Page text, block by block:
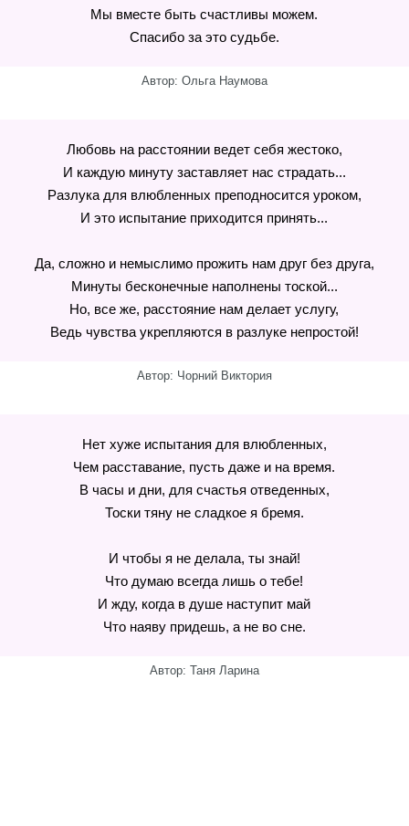
Мы вместе быть счастливы можем.
Спасибо за это судьбе.
Автор: Ольга Наумова
Любовь на расстоянии ведет себя жестоко,
И каждую минуту заставляет нас страдать...
Разлука для влюбленных преподносится уроком,
И это испытание приходится принять...
Да, сложно и немыслимо прожить нам друг без друга,
Минуты бесконечные наполнены тоской...
Но, все же, расстояние нам делает услугу,
Ведь чувства укрепляются в разлуке непростой!
Автор: Чорний Виктория
Нет хуже испытания для влюбленных,
Чем расставание, пусть даже и на время.
В часы и дни, для счастья отведенных,
Тоски тяну не сладкое я бремя.
И чтобы я не делала, ты знай!
Что думаю всегда лишь о тебе!
И жду, когда в душе наступит май
Что наяву придешь, а не во сне.
Автор: Таня Ларина